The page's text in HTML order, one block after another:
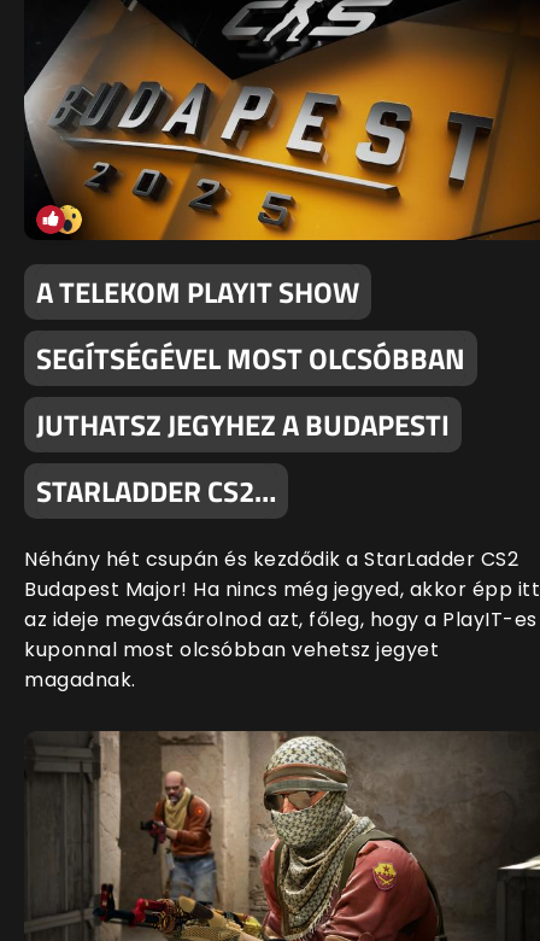
A TELEKOM PLAYIT SHOW
SEGÍTSÉGÉVEL MOST OLCSÓBBAN
JUTHATSZ JEGYHEZ A BUDAPESTI
STARLADDER CS2…
Néhány hét csupán és kezdődik a StarLadder CS2
Budapest Major! Ha nincs még jegyed, akkor épp itt
az ideje megvásárolnod azt, főleg, hogy a PlayIT-es
kuponnal most olcsóbban vehetsz jegyet
magadnak.